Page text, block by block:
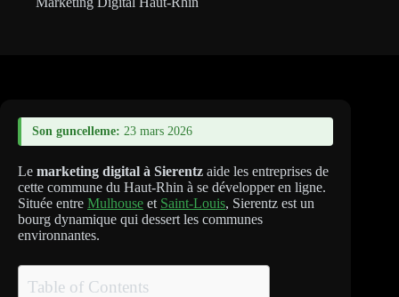
Son guncelleme: 23 mars 2026
Le marketing digital à Sierentz aide les entreprises de
cette commune du Haut-Rhin à se développer en ligne.
Située entre Mulhouse et Saint-Louis, Sierentz est un
bourg dynamique qui dessert les communes
environnantes.
Table of Contents